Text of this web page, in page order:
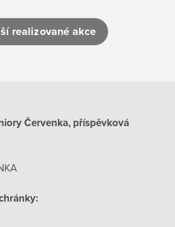
realizované akce
Červenka, příspěvková